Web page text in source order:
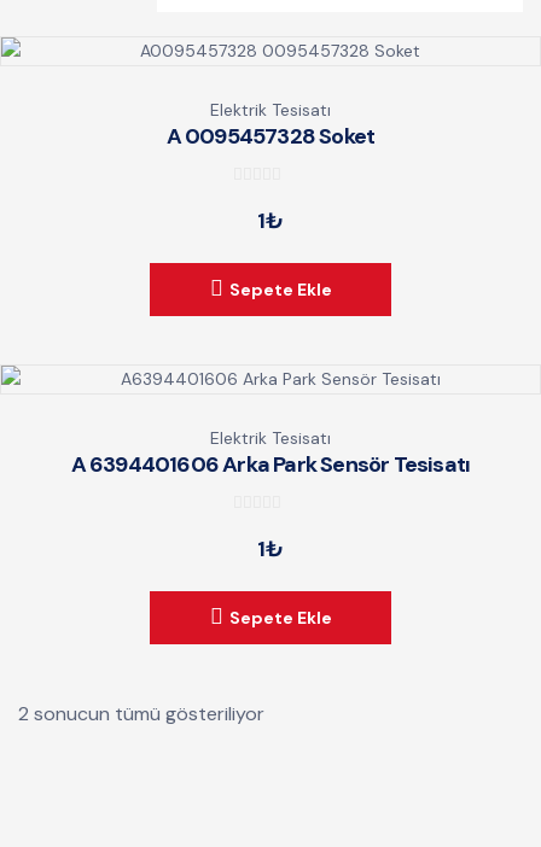
Elektrik Tesisatı
A 0095457328 Soket
o
1₺
Sepete Ekle
Elektrik Tesisatı
A 6394401606 Arka Park Sensör Tesisatı
o
1₺
Sepete Ekle
2 sonucun tümü gösteriliyor